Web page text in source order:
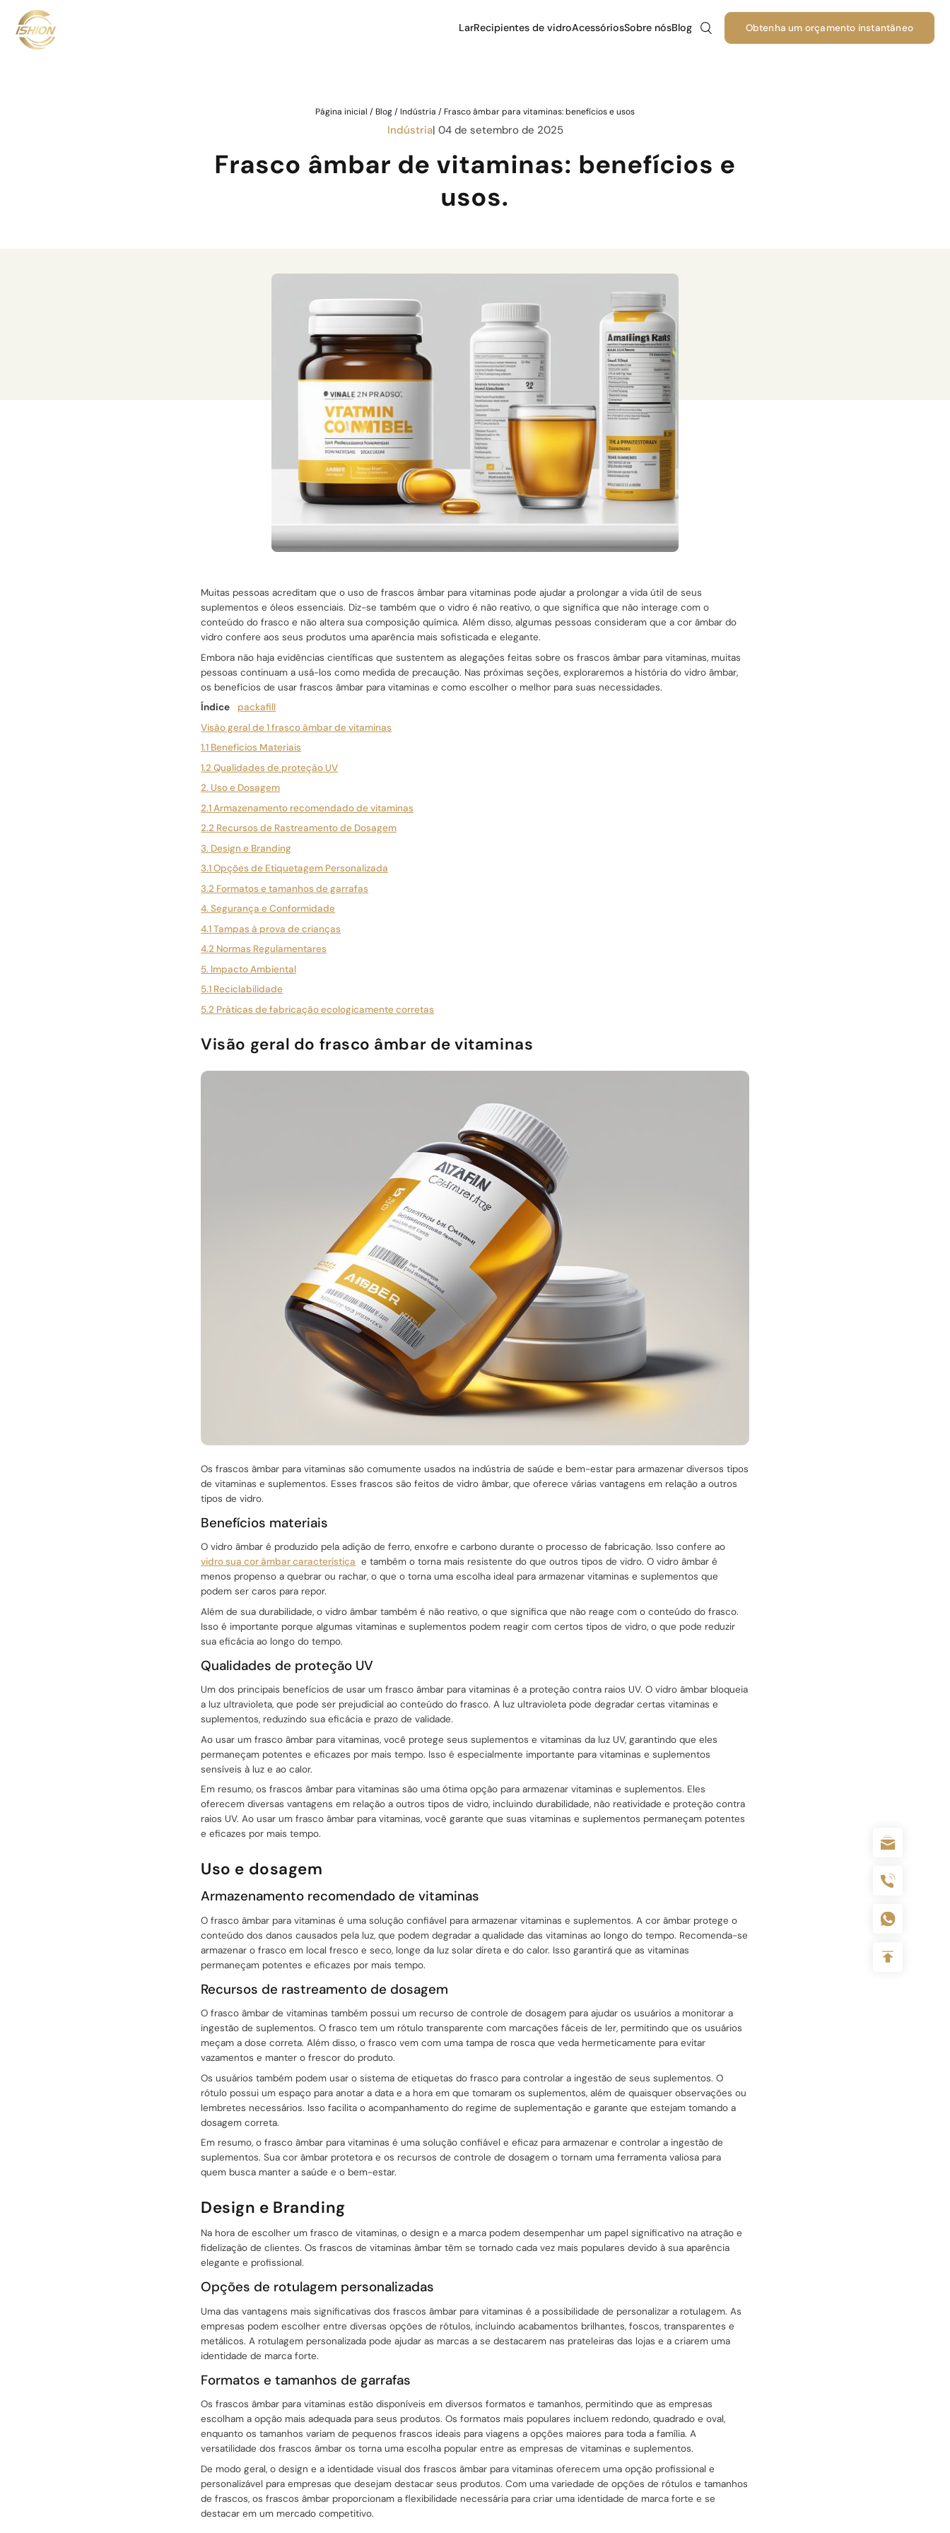
LarRecipientes de vidroAcessóriosSobre nósBlog Obtenha um orçamento instantâneo
Página inicial / Blog/ Indústria / Frasco âmbar para vitaminas: benefícios e usos
Indústria| 04 de setembro de 2025
Frasco âmbar de vitaminas: benefícios e
usos.
Muitas pessoas acreditam que o uso de frascos âmbar para vitaminas pode ajudar a prolongar a vida útil de seus
suplementos e óleos essenciais. Diz-se também que o vidro é não reativo, o que significa que não interage com o
conteúdo do frasco e não altera sua composição química. Além disso, algumas pessoas consideram que a cor âmbar do
vidro confere aos seus produtos uma aparência mais sofisticada e elegante.
Embora não haja evidências científicas que sustentem as alegações feitas sobre os frascos âmbar para vitaminas, muitas
pessoas continuam a usá-los como medida de precaução. Nas próximas seções, exploraremos a história do vidro âmbar,
os benefícios de usar frascos âmbar para vitaminas e como escolher o melhor para suas necessidades.
Índice
packafill
Visão geral de 1 frasco âmbar de vitaminas
1.1 Benefícios Materiais
1.2 Qualidades de proteção UV
2. Uso e Dosagem
2.1 Armazenamento recomendado de vitaminas
2.2 Recursos de Rastreamento de Dosagem
3. Design e Branding
3.1 Opções de Etiquetagem Personalizada
3.2 Formatos e tamanhos de garrafas
4. Segurança e Conformidade
4.1 Tampas à prova de crianças
4.2 Normas Regulamentares
5. Impacto Ambiental
5.1 Reciclabilidade
5.2 Práticas de fabricação ecologicamente corretas
Visão geral do frasco âmbar de vitaminas
Os frascos âmbar para vitaminas são comumente usados ​​na indústria de saúde e bem-estar para armazenar diversos tipos
de vitaminas e suplementos. Esses frascos são feitos de vidro âmbar, que oferece várias vantagens em relação a outros
tipos de vidro.
Benefícios materiais
O vidro âmbar é produzido pela adição de ferro, enxofre e carbono durante o processo de fabricação. Isso confere ao
vidro sua cor âmbar característica e também o torna mais resistente do que outros tipos de vidro. O vidro âmbar é
menos propenso a quebrar ou rachar, o que o torna uma escolha ideal para armazenar vitaminas e suplementos que
podem ser caros para repor.
Além de sua durabilidade, o vidro âmbar também é não reativo, o que significa que não reage com o conteúdo do frasco.
Isso é importante porque algumas vitaminas e suplementos podem reagir com certos tipos de vidro, o que pode reduzir
sua eficácia ao longo do tempo.
Qualidades de proteção UV
Um dos principais benefícios de usar um frasco âmbar para vitaminas é a proteção contra raios UV. O vidro âmbar bloqueia
a luz ultravioleta, que pode ser prejudicial ao conteúdo do frasco. A luz ultravioleta pode degradar certas vitaminas e
suplementos, reduzindo sua eficácia e prazo de validade.
Ao usar um frasco âmbar para vitaminas, você protege seus suplementos e vitaminas da luz UV, garantindo que eles
permaneçam potentes e eficazes por mais tempo. Isso é especialmente importante para vitaminas e suplementos
sensíveis à luz e ao calor.
Em resumo, os frascos âmbar para vitaminas são uma ótima opção para armazenar vitaminas e suplementos. Eles
oferecem diversas vantagens em relação a outros tipos de vidro, incluindo durabilidade, não reatividade e proteção contra
raios UV. Ao usar um frasco âmbar para vitaminas, você garante que suas vitaminas e suplementos permaneçam potentes
e eficazes por mais tempo.
Uso e dosagem
Armazenamento recomendado de vitaminas
O frasco âmbar para vitaminas é uma solução confiável para armazenar vitaminas e suplementos. A cor âmbar protege o
conteúdo dos danos causados ​​pela luz, que podem degradar a qualidade das vitaminas ao longo do tempo. Recomenda-se
armazenar o frasco em local fresco e seco, longe da luz solar direta e do calor. Isso garantirá que as vitaminas
permaneçam potentes e eficazes por mais tempo.
Recursos de rastreamento de dosagem
O frasco âmbar de vitaminas também possui um recurso de controle de dosagem para ajudar os usuários a monitorar a
ingestão de suplementos. O frasco tem um rótulo transparente com marcações fáceis de ler, permitindo que os usuários
meçam a dose correta. Além disso, o frasco vem com uma tampa de rosca que veda hermeticamente para evitar
vazamentos e manter o frescor do produto.
Os usuários também podem usar o sistema de etiquetas do frasco para controlar a ingestão de seus suplementos. O
rótulo possui um espaço para anotar a data e a hora em que tomaram os suplementos, além de quaisquer observações ou
lembretes necessários. Isso facilita o acompanhamento do regime de suplementação e garante que estejam tomando a
dosagem correta.
Em resumo, o frasco âmbar para vitaminas é uma solução confiável e eficaz para armazenar e controlar a ingestão de
suplementos. Sua cor âmbar protetora e os recursos de controle de dosagem o tornam uma ferramenta valiosa para
quem busca manter a saúde e o bem-estar.
Design e Branding
Na hora de escolher um frasco de vitaminas, o design e a marca podem desempenhar um papel significativo na atração e
fidelização de clientes. Os frascos de vitaminas âmbar têm se tornado cada vez mais populares devido à sua aparência
elegante e profissional.
Opções de rotulagem personalizadas
Uma das vantagens mais significativas dos frascos âmbar para vitaminas é a possibilidade de personalizar a rotulagem. As
empresas podem escolher entre diversas opções de rótulos, incluindo acabamentos brilhantes, foscos, transparentes e
metálicos. A rotulagem personalizada pode ajudar as marcas a se destacarem nas prateleiras das lojas e a criarem uma
identidade de marca forte.
Formatos e tamanhos de garrafas
Os frascos âmbar para vitaminas estão disponíveis em diversos formatos e tamanhos, permitindo que as empresas
escolham a opção mais adequada para seus produtos. Os formatos mais populares incluem redondo, quadrado e oval,
enquanto os tamanhos variam de pequenos frascos ideais para viagens a opções maiores para toda a família. A
versatilidade dos frascos âmbar os torna uma escolha popular entre as empresas de vitaminas e suplementos.
De modo geral, o design e a identidade visual dos frascos âmbar para vitaminas oferecem uma opção profissional e
personalizável para empresas que desejam destacar seus produtos. Com uma variedade de opções de rótulos e tamanhos
de frascos, os frascos âmbar proporcionam a flexibilidade necessária para criar uma identidade de marca forte e se
destacar em um mercado competitivo.
sale@packafill.com
+86 180 2135 2996
Principal